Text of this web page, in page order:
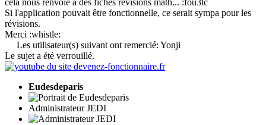
cela nous renvoie à des fiches révisions math... :fou3lc
Si l'application pouvait être fonctionnelle, ce serait sympa pour les
révisions.
Merci :whistle:
Les utilisateur(s) suivant ont remercié: Yonji
Le sujet a été verrouillé.
Eudesdeparis
Administrateur JEDI